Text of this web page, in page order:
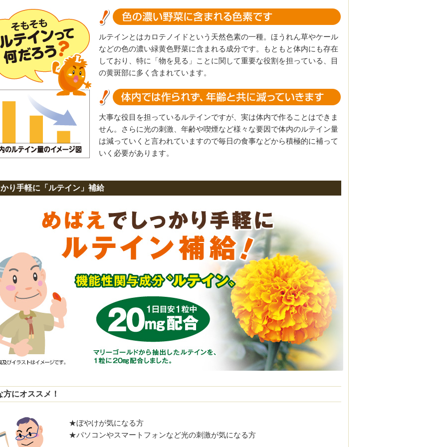
ルテインとはカロテノイドという天然色素の一種。ほうれん草やケール
などの色の濃い緑黄色野菜に含まれる成分です。もともと体内にも存在
しており、特に「物を見る」ことに関して重要な役割を担っている、目
の黄斑部に多く含まれています。
大事な役目を担っているルテインですが、実は体内で作ることはできま
せん。さらに光の刺激、年齢や喫煙など様々な要因で体内のルテイン量
は減っていくと言われていますので毎日の食事などから積極的に補って
いく必要があります。
り手軽に「ルテイン」補給
方にオススメ！
★ぼやけが気になる方
★パソコンやスマートフォンなど光の刺激が気になる方